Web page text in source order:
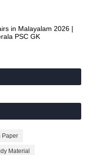
in Malayalam 2026 |
PSC GK
Paper
Material